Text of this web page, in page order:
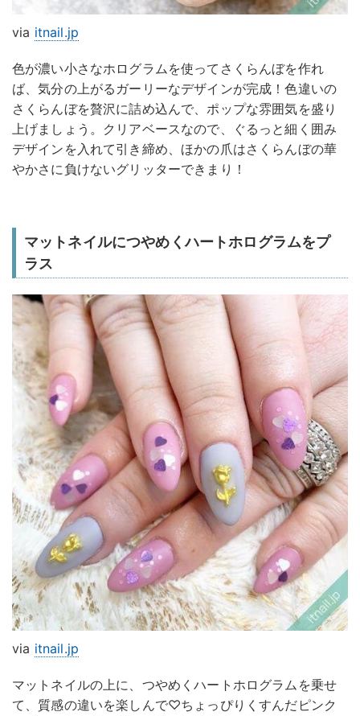
via itnail.jp
色が濃い小さなホログラムを使ってさくらんぼを作れ
ば、気分の上がるガーリーなデザインが完成！色違いの
さくらんぼを贅沢に詰め込んで、ポップな雰囲気を盛り
上げましょう。クリアベースなので、ぐるっと細く囲み
デザインを入れて引き締め、ほかの爪はさくらんぼの華
やかさに負けないグリッターできまり！
マットネイルにつやめくハートホログラムをプ
ラス
via itnail.jp
マットネイルの上に、つやめくハートホログラムを乗せ
て、質感の違いを楽しんで♡ちょっぴりくすんだピンク